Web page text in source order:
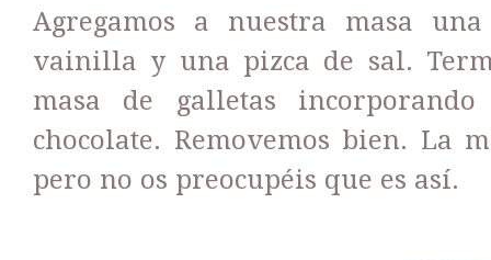
Agregamos a nuestra masa
vainilla y una pizca de sal.
masa de galletas
chocolate. Removemos bien. La
pero no os preocupéis que es así.